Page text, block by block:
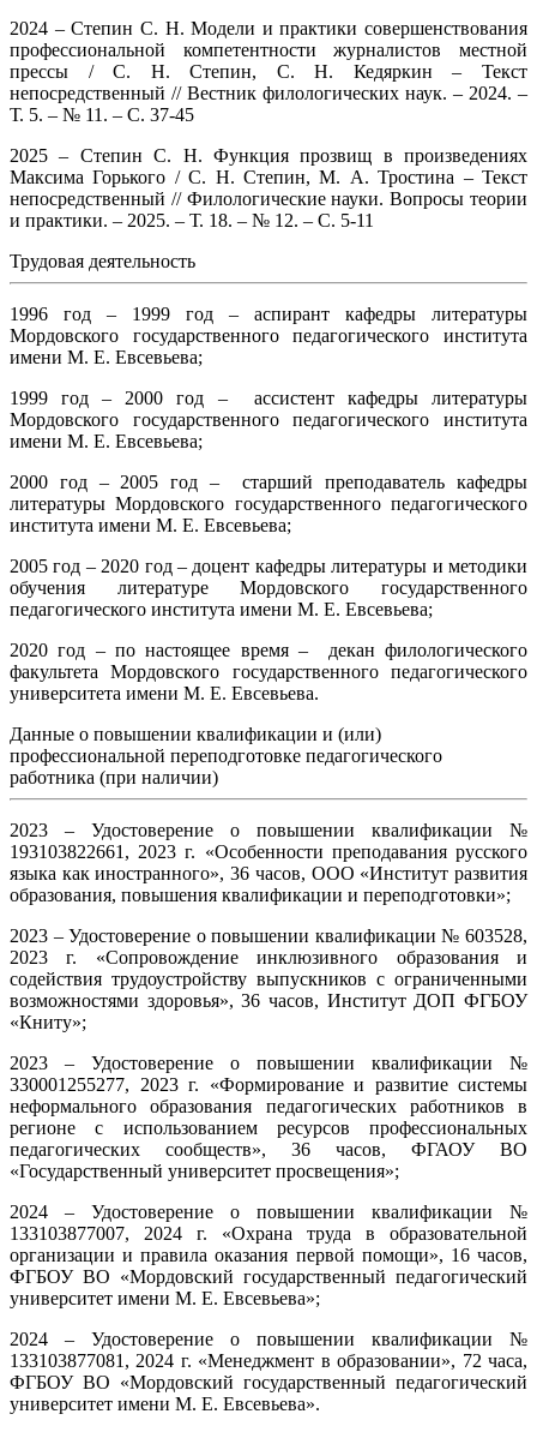
2024 – Степин С. Н. Модели и практики совершенствования
профессиональной компетентности журналистов местной
прессы / С. Н. Степин, С. Н. Кедяркин – Текст
непосредственный // Вестник филологических наук. ­– 2024. –
Т. 5. – № 11. – С. 37-45
2025 – Степин С. Н. Функция прозвищ в произведениях
Максима Горького / С. Н. Степин, М. А. Тростина ­– Текст
непосредственный // Филологические науки. Вопросы теории
и практики. – 2025. – Т. 18. – № 12. – С. 5-11
Трудовая деятельность
1996 год – 1999 год – аспирант кафедры литературы
Мордовского государственного педагогического института
имени М. Е. Евсевьева;
1999 год – 2000 год – ассистент кафедры литературы
Мордовского государственного педагогического института
имени М. Е. Евсевьева;
2000 год – 2005 год – старший преподаватель кафедры
литературы Мордовского государственного педагогического
института имени М. Е. Евсевьева;
2005 год – 2020 год – доцент кафедры литературы и методики
обучения литературе Мордовского государственного
педагогического института имени М. Е. Евсевьева;
2020 год – по настоящее время – декан филологического
факультета Мордовского государственного педагогического
университета имени М. Е. Евсевьева.
Данные о повышении квалификации и (или)
профессиональной переподготовке педагогического
работника (при наличии)
2023 – Удостоверение о повышении квалификации №
193103822661, 2023 г. «Особенности преподавания русского
языка как иностранного», 36 часов, ООО «Институт развития
образования, повышения квалификации и переподготовки»;
2023 – Удостоверение о повышении квалификации № 603528,
2023 г. «Сопровождение инклюзивного образования и
содействия трудоустройству выпускников с ограниченными
возможностями здоровья», 36 часов, Институт ДОП ФГБОУ
«Книту»;
2023 – Удостоверение о повышении квалификации №
330001255277, 2023 г. «Формирование и развитие системы
неформального образования педагогических работников в
регионе с использованием ресурсов профессиональных
педагогических сообществ», 36 часов, ФГАОУ ВО
«Государственный университет просвещения»;
2024 – Удостоверение о повышении квалификации №
133103877007, 2024 г. «Охрана труда в образовательной
организации и правила оказания первой помощи», 16 часов,
ФГБОУ ВО «Мордовский государственный педагогический
университет имени М. Е. Евсевьева»;
2024 – Удостоверение о повышении квалификации №
133103877081, 2024 г. «Менеджмент в образовании», 72 часа,
ФГБОУ ВО «Мордовский государственный педагогический
университет имени М. Е. Евсевьева».